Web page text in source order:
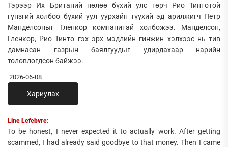
Тэрээр Их Британий нөлөө бүхий улс төрч Рио Тинтотой
гүнзгий холбоо бүхий уул уурхайн түүхий эд арилжигч Петр
Манделсоныг Гленкор компанитай холбожээ. Манделсон,
Гленкор, Рио Тинто гэх эрх мэдлийн гинжин хэлхээс нь тив
дамнасан газрын баялгуудыг удирдахаар нарийн
төлөвлөгдсөн байжээ.
2026-06-08
Хариулах
Line Lefebvre:
To be honest, I never expected it to actually work. After getting
scammed, I had already said goodbye to that money. Then I came